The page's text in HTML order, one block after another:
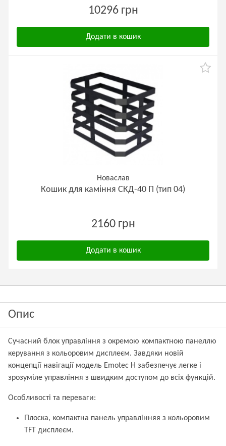
10296 грн
Додати в кошик
Новаслав
Кошик для каміння СКД-40 П (тип 04)
2160 грн
Додати в кошик
Опис
Сучасний блок управління з окремою компактною панеллю
керування з кольоровим дисплеєм. Завдяки новій
концепції навігації модель Emotec H забезпечує легке і
зрозуміле управління з швидким доступом до всіх функцій.
Особливості та переваги:
Плоска, компактна панель управлінняя з кольоровим
TFT дисплеєм.